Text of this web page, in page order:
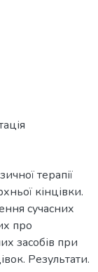
терапії
кінцівки.
сучасних
про
засобів при
Результати.